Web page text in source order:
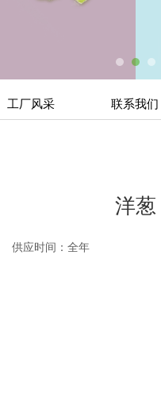
工厂风采 联系我们
洋葱
供应时间：全年